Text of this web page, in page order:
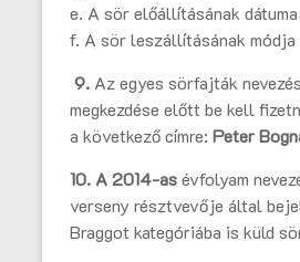
e. A sör előállításának dátuma
f. A sör leszállításának
9. Az egyes sörfajták
megkezdése előtt be kell
a következő címre: Peter
10. A2014-asévfolyam
verseny résztvevője által
Braggot kategóriába is küld